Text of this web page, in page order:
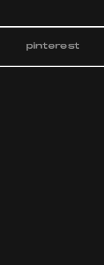
pinterest